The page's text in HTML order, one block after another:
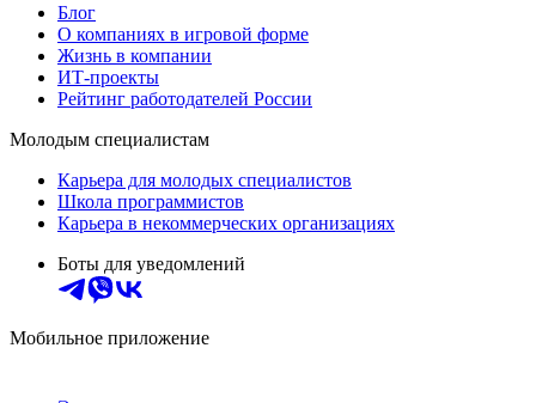
Блог
О компаниях в игровой форме
Жизнь в компании
ИТ-проекты
Рейтинг работодателей России
Молодым специалистам
Карьера для молодых специалистов
Школа программистов
Карьера в некоммерческих организациях
Боты для уведомлений
Мобильное приложение